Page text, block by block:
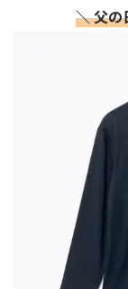
＼ 父の